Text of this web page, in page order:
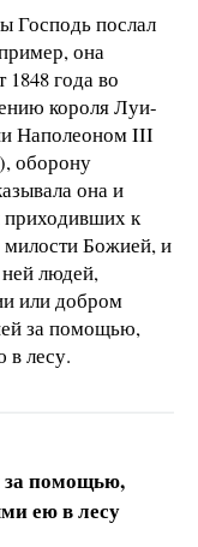
Господь послал
она
1848 года во
короля Луи-
Наполеоном III
оборону
она и
приходивших к
Божией, и
людей,
или добром
за помощью,
в лесу.
помощью,
ею в лесу